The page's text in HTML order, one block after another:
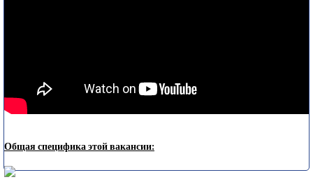
Общая специфика этой вакансии: